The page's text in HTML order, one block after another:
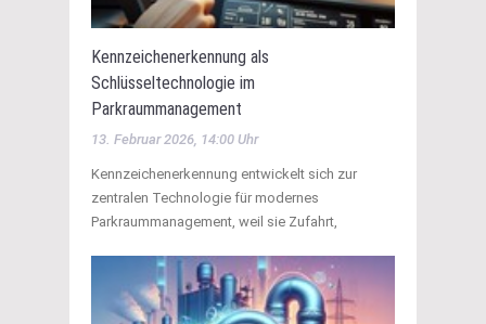
Kennzeichenerkennung als
Schlüsseltechnologie im
Parkraummanagement
13. Februar 2026, 14:00 Uhr
Kennzeichenerkennung entwickelt sich zur
zentralen Technologie für modernes
Parkraummanagement, weil sie Zufahrt,